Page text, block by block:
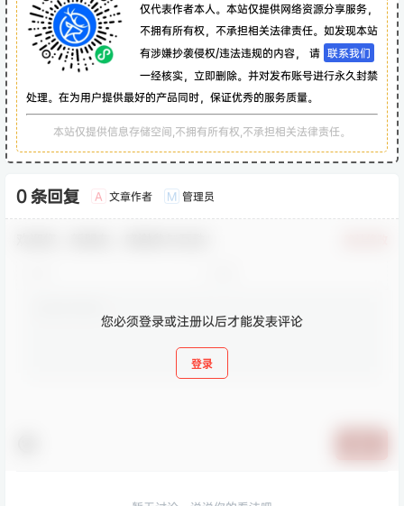
仅代表作者本人。本站仅提供网络资源分享服务，
不拥有所有权，不承担相关法律责任。如发现本站
有涉嫌抄袭侵权/违法违规的内容， 请 联系我们
一经核实，立即删除。并对发布账号进行永久封禁
处理。在为用户提供最好的产品同时，保证优秀的服务质量。
本站仅提供信息存储空间,不拥有所有权,不承担相关法律责任。
0 条回复 A 文章作者 M 管理员
您必须登录或注册以后才能发表评论
登录